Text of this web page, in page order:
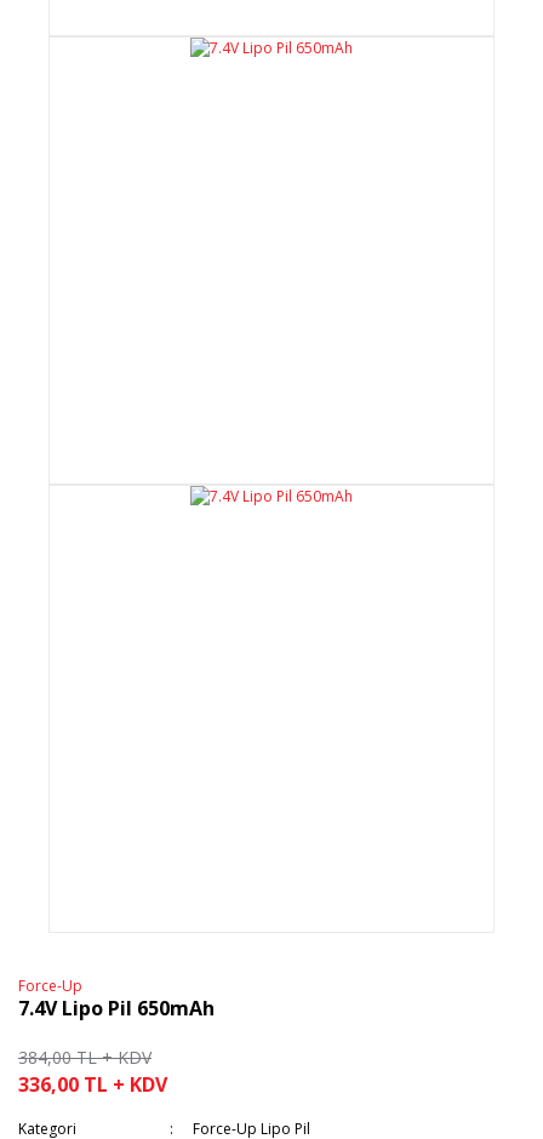
Force-Up
7.4V Lipo Pil 650mAh
384,00 TL + KDV
336,00 TL + KDV
Kategori Force-Up Lipo Pil